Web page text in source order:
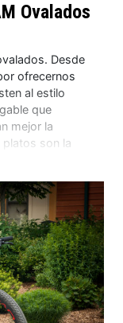
Ovalados
Desde
ofrecernos
al estilo
que
mejor la
son la